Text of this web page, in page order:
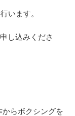
います。
し込みくださ
らボクシングを